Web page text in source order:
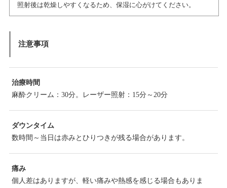
照射後は乾燥しやすくなるため、保湿に心がけてください。
注意事項
治療時間
麻酔クリーム：30分。レーザー照射：15分～20分
ダウンタイム
数時間～当日は赤みとひりつきが残る場合があります。
痛み
個人差はありますが、軽い痛みや熱感を感じる場合もありま